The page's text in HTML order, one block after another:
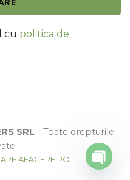
cu politica de
SRL - Toate drepturile
AFACERE.RO